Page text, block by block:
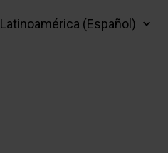
Latinoamérica (Español)